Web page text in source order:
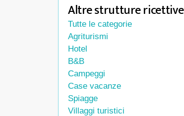
Altre strutture ricettive
Tutte le categorie
Agriturismi
Hotel
B&B
Campeggi
Case vacanze
Spiagge
Villaggi turistici